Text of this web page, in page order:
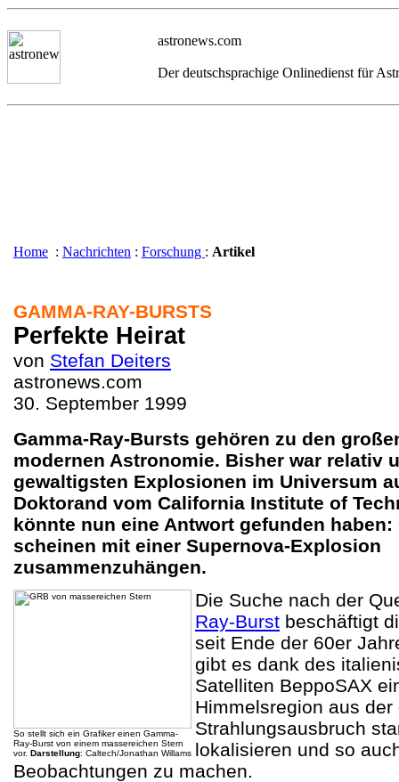
astronews.com
Der deutschsprachige Onlinedienst für
Home : Nachrichten : Forschung : Artikel
GAMMA-RAY-BURSTS
Perfekte Heirat
von Stefan Deiters
astronews.com
30. September 1999
Gamma-Ray-Bursts gehören zu den
modernen Astronomie. Bisher war relativ
gewaltigsten Explosionen im Universum
Doktorand vom California Institute of
könnte nun eine Antwort gefunden haben:
scheinen mit einer Supernova-Explosion
zusammenzuhängen.
So stellt sich ein Grafiker einen Gamma-
Ray-Burst von einem massereichen Stern
vor. Darstellung: Caltech/Jonathan Willams
Die Suche nach der
Ray-Burst beschäftigt
seit Ende der 60er
gibt es dank des
Satelliten BeppoSAX
Himmelsregion aus
Strahlungsausbruch
lokalisieren und so
Beobachtungen zu machen.